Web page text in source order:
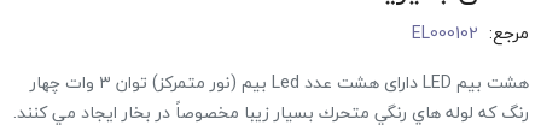
مرجع: EL000102
هشت بیم LED دارای هشت عدد Led بیم (نور متمرکز) توان ٣ وات چهار
رنگ كه لوله هاي رنگي متحرك بسيار زيبا مخصوصاً در بخار ايجاد مي كنند.